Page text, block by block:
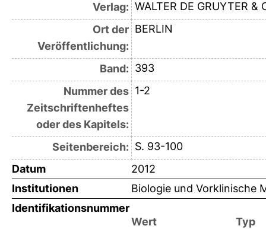
Verlag: WALTER DE GRUYTER &
Ort der
Veröffentlichung:
BERLIN
Band: 393
Nummer des
Zeitschriftenheftes
oder des Kapitels:
1-2
Seitenbereich: S. 93-100
Datum
2012
Institutionen
Biologie und Vorklinische
Identifikationsnummer
Wert
Typ